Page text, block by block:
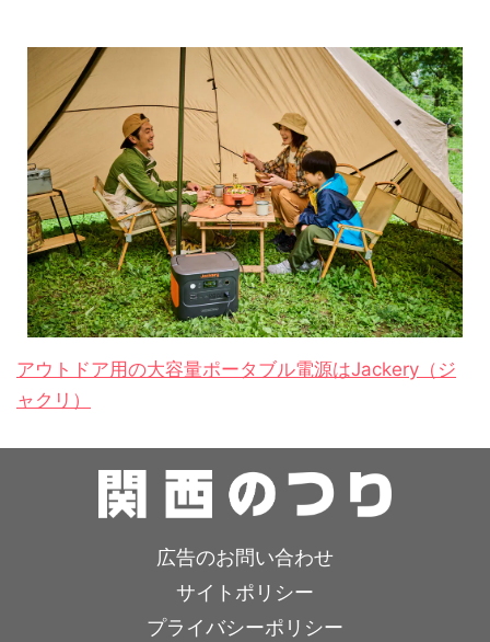
アウトドア用の大容量ポータブル電源はJackery（ジ
ャクリ）
広告のお問い合わせ
サイトポリシー
プライバシーポリシー